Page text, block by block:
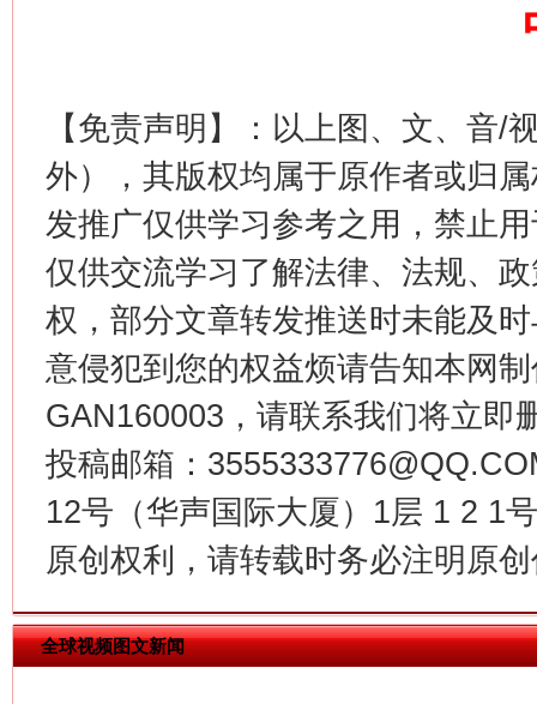
【免责声明】：以上图、文、音/
外），其版权均属于原作者或归
发推广仅供学习参考之用，禁止
仅供交流学习了解法律、法规、
权，部分文章转发推送时未能及
意侵犯到您的权益烦请告知本网
GAN160003，请联系我们将立即
投稿邮箱：
12号（华声国际大厦）1层 1 2 1
原创权利，请转载时务必注明原
全球视频图文新闻
今